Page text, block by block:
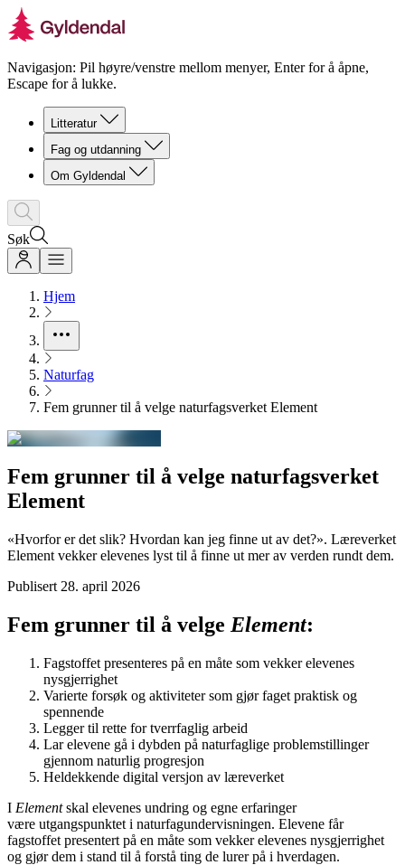
Navigasjon: Pil høyre/venstre mellom menyer, Enter for å åpne,
Escape for å lukke.
Litteratur
Fag og utdanning
Om Gyldendal
Søk
Hjem
Naturfag
Fem grunner til å velge naturfagsverket Element
Fem grunner til å velge naturfagsverket
Element
«Hvorfor er det slik? Hvordan kan jeg finne ut av det?». Læreverket
Element vekker elevenes lyst til å finne ut mer av verden rundt dem.
Publisert 28. april 2026
Fem grunner til å velge Element:
Fagstoffet presenteres på en måte som vekker elevenes
nysgjerrighet
Varierte forsøk og aktiviteter som gjør faget praktisk og
spennende
Legger til rette for tverrfaglig arbeid
Lar elevene gå i dybden på naturfaglige problemstillinger
gjennom naturlig progresjon
Heldekkende digital versjon av læreverket
I Elementskal elevenes undring og egne erfaringer
være utgangspunktet i naturfagundervisningen. Elevene får
fagstoffet presentert på en måte som vekker elevenes nysgjerrighet
og gjør dem i stand til å forstå ting de lurer på i hverdagen.